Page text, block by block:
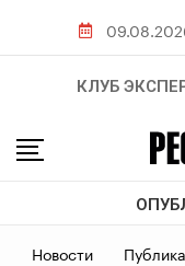
КЛУБ
Новости